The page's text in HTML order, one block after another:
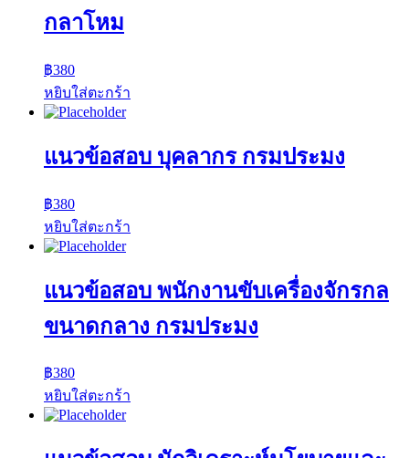
กลาโหม
฿380
หยิบใส่ตะกร้า
แนวข้อสอบ บุคลากร กรมประมง
฿380
หยิบใส่ตะกร้า
แนวข้อสอบ พนักงานขับเครื่องจักรกล
ขนาดกลาง กรมประมง
฿380
หยิบใส่ตะกร้า